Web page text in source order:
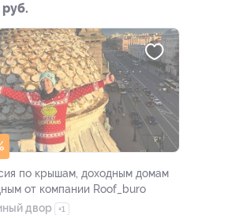
по крышам, доходным домам
от компании Roof_buro
двор
+1